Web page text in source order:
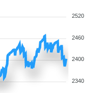
2520
2460
2400
2340